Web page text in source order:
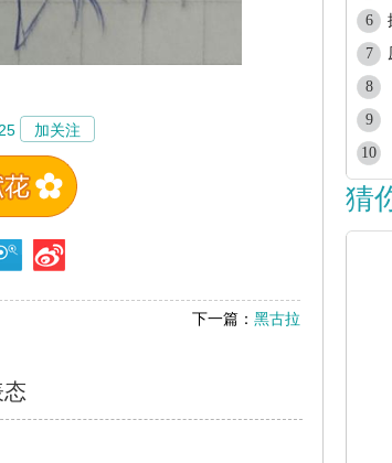
加关注
下一篇： 黑古拉
态
6
7
8
9
10
猜